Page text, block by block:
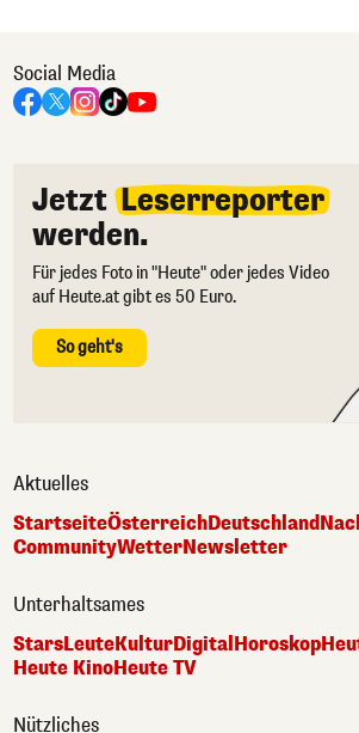
Social Media
Jetzt Leserreporter
werden.
Für jedes Foto in "Heute" oder jedes Video
auf Heute.at gibt es 50 Euro.
So geht's
Aktuelles
StartseiteÖsterreichDeutschland
CommunityWetterNewsletter
Unterhaltsames
StarsLeuteKulturDigital Horoskop
Heute KinoHeute TV
Nützliches